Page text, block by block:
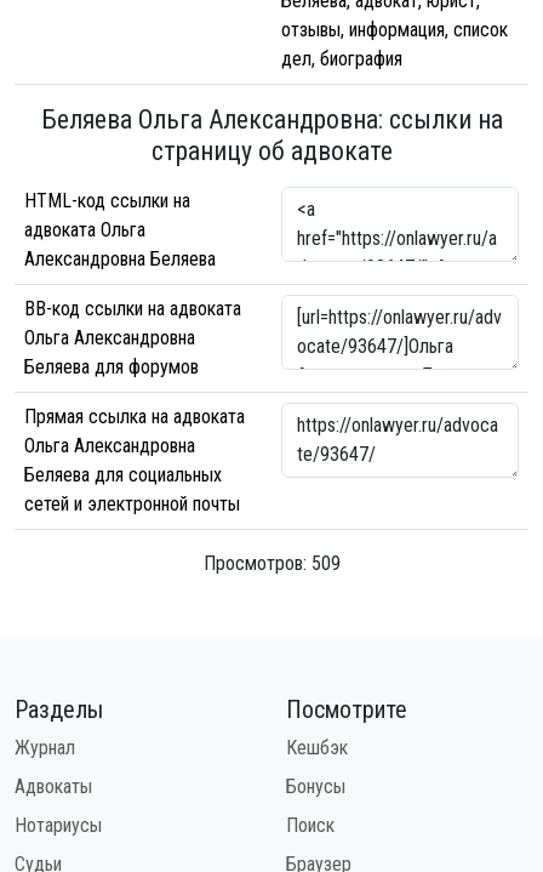
отзывы, информация, список
дел, биография
Беляева Ольга Александровна: ссылки на
страницу об адвокате
HTML-код ссылки на
адвоката Ольга
Александровна Беляева
BB-код ссылки на адвоката
Ольга Александровна
Беляева для форумов
Прямая ссылка на адвоката
Ольга Александровна
Беляева для социальных
сетей и электронной почты
Просмотров: 509
Разделы
Журнал
Адвокаты
Нотариусы
Судьи
Посмотрите
Кешбэк
Бонусы
Поиск
Браузер